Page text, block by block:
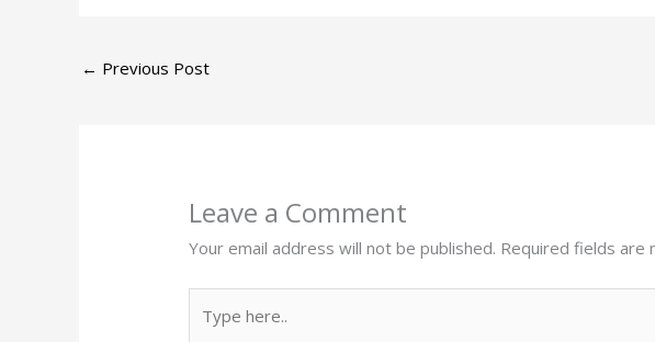
← Previous Post
Leave a Comment
Your email address will not be published. Required fields are
here..